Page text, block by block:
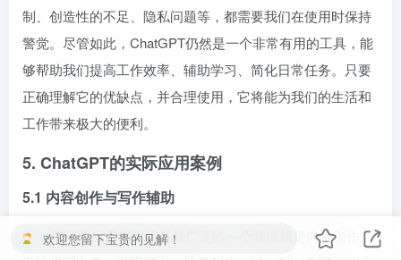
制、创造性的不足、隐私问题等，都需要我们在使用时保持
警觉。尽管如此，ChatGPT仍然是一个非常有用的工具，能
够帮助我们提高工作效率、辅助学习、简化日常任务。只要
正确理解它的优缺点，并合理使用，它将能为我们的生活和
工作带来极大的便利。
5. ChatGPT的实际应用案例
5.1 内容创作与写作辅助
ChatGPT的应用最直接且最广泛的一个领域就是内容创作。
欢迎您留下宝贵的见解！